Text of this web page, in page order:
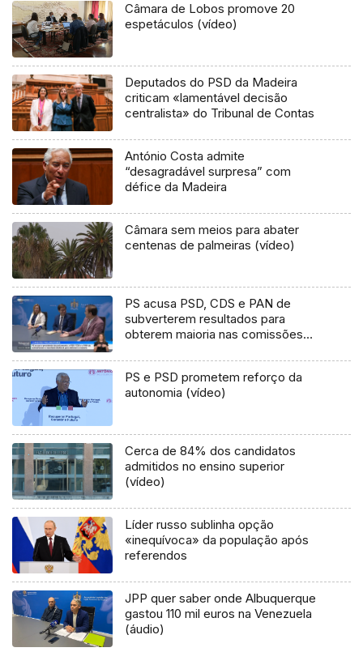
Câmara de Lobos promove 20
espetáculos (vídeo)
Deputados do PSD da Madeira
criticam «lamentável decisão
centralista» do Tribunal de Contas
António Costa admite
“desagradável surpresa” com
défice da Madeira
Câmara sem meios para abater
centenas de palmeiras (vídeo)
PS acusa PSD, CDS e PAN de
subverterem resultados para
obterem maioria nas comissões
PS e PSD prometem reforço da
autonomia (vídeo)
Cerca de 84% dos candidatos
admitidos no ensino superior
(vídeo)
Líder russo sublinha opção
«inequívoca» da população após
referendos
JPP quer saber onde Albuquerque
gastou 110 mil euros na Venezuela
(áudio)